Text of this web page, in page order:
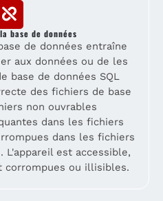
base de données
de données entraîne
aux données ou de les
base de données SQL
des fichiers de base
non ouvrables
dans les fichiers
dans les fichiers
L'appareil est accessible,
corrompues ou illisibles.